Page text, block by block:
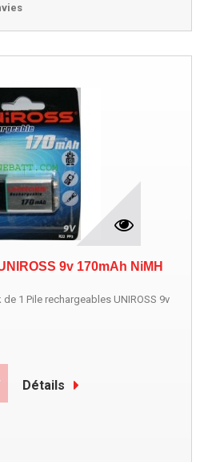
9v 170mAh NiMH
de 1 Pile rechargeables UNIROSS 9v
Détails